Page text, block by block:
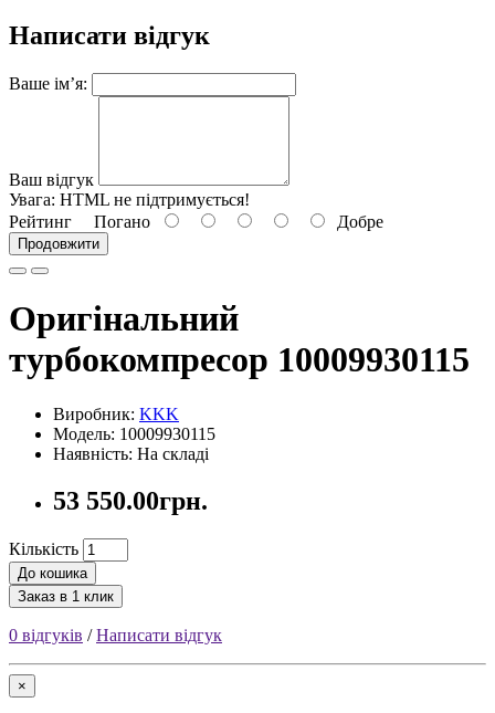
Написати відгук
Ваше ім’я:
Ваш відгук
Увага: HTML не підтримується!
Рейтинг Погано Добре
Продовжити
Оригінальний
турбокомпресор 10009930115
Виробник: KKK
Модель: 10009930115
Наявність: На складі
53 550.00грн.
Кількість
До кошика
Заказ в 1 клик
0 відгуків /Написати відгук
×